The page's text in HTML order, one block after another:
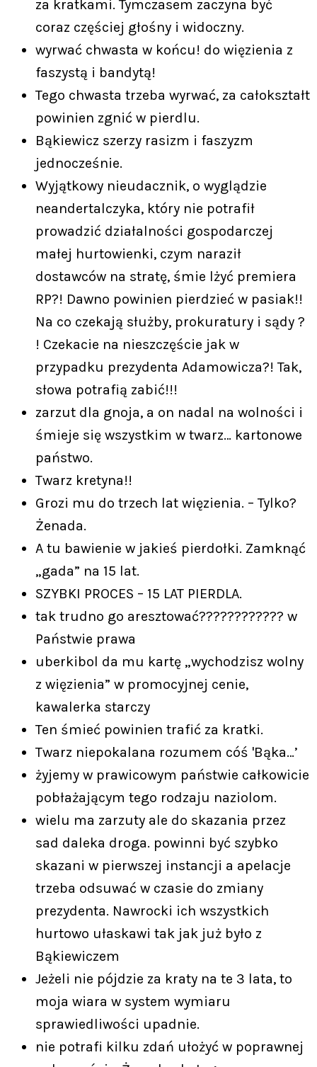
za kratkami. Tymczasem zaczyna być
coraz częściej głośny i widoczny.
wyrwać chwasta w końcu! do więzienia z
faszystą i bandytą!
Tego chwasta trzeba wyrwać, za całokształt
powinien zgnić w pierdlu.
Bąkiewicz szerzy rasizm i faszyzm
jednocześnie.
Wyjątkowy nieudacznik, o wyglądzie
neandertalczyka, który nie potrafił
prowadzić działalności gospodarczej
małej hurtowienki, czym naraził
dostawców na stratę, śmie lżyć premiera
RP?! Dawno powinien pierdzieć w pasiak!!
Na co czekają służby, prokuratury i sądy ?
! Czekacie na nieszczęście jak w
przypadku prezydenta Adamowicza?! Tak,
słowa potrafią zabić!!!
zarzut dla gnoja, a on nadal na wolności i
śmieje się wszystkim w twarz… kartonowe
państwo.
Twarz kretyna!!
Grozi mu do trzech lat więzienia. – Tylko?
Żenada.
A tu bawienie w jakieś pierdołki. Zamknąć
„gada” na 15 lat.
SZYBKI PROCES – 15 LAT PIERDLA.
tak trudno go aresztować???????????? w
Państwie prawa
uberkibol da mu kartę „wychodzisz wolny
z więzienia” w promocyjnej cenie,
kawalerka starczy
Ten śmieć powinien trafić za kratki.
Twarz niepokalana rozumem cóś 'Bąka…’
żyjemy w prawicowym państwie całkowicie
pobłażającym tego rodzaju naziolom.
wielu ma zarzuty ale do skazania przez
sad daleka droga. powinni być szybko
skazani w pierwszej instancji a apelacje
trzeba odsuwać w czasie do zmiany
prezydenta. Nawrocki ich wszystkich
hurtowo ułaskawi tak jak już było z
Bąkiewiczem
Jeżeli nie pójdzie za kraty na te 3 lata, to
moja wiara w system wymiaru
sprawiedliwości upadnie.
nie potrafi kilku zdań ułożyć w poprawnej